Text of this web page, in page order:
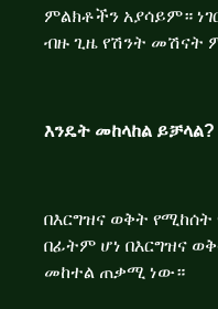
ምልክቶችን አያሳይም።
ብዙ ጊዜ የሽንት መሽናት
እንዴት መከላከል ይቻላል?
በእርግዝና ወቅት የሚከሰት
በፊትም ሆነ በእርግዝና
መከተል ጠቃሚ ነው።